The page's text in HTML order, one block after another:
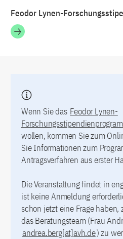
Feodor Lynen-
Wenn Sie das Feodor Lynen-
wollen, kommen Sie zum
Sie Informationen zum
Antragsverfahren aus erster
Die Veranstaltung findet in
ist keine Anmeldung
schon jetzt eine Frage haben,
das Beratungsteam (Frau
andrea.berg[at]avh.de) zu